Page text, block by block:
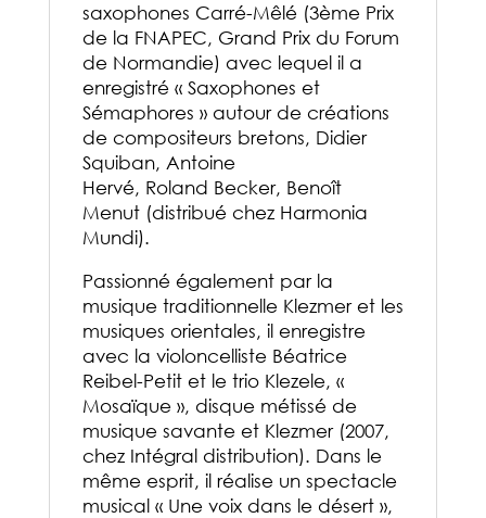
saxophones Carré-Mêlé (3ème Prix
de la FNAPEC, Grand Prix du Forum
de Normandie) avec lequel il a
enregistré « Saxophones et
Sémaphores » autour de créations
de compositeurs bretons, Didier
Squiban, Antoine
Hervé, Roland Becker, Benoît
Menut (distribué chez Harmonia
Mundi).
Passionné également par la
musique traditionnelle Klezmer et les
musiques orientales, il enregistre
avec la violoncelliste Béatrice
Reibel-Petit et le trio Klezele, «
Mosaïque », disque métissé de
musique savante et Klezmer (2007,
chez Intégral distribution). Dans le
même esprit, il réalise un spectacle
musical « Une voix dans le désert »,